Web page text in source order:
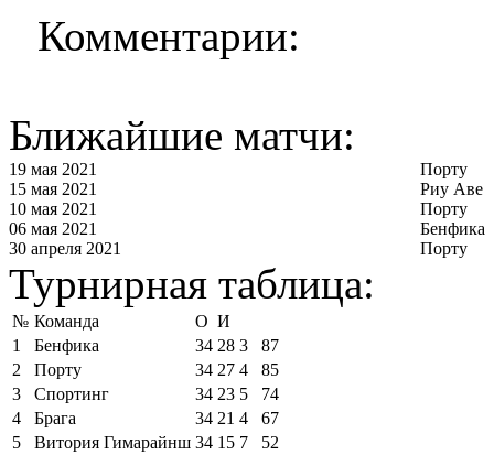
Комментарии:
Ближайшие матчи:
19 мая 2021
Порту
15 мая 2021
Риу Аве
10 мая 2021
Порту
06 мая 2021
Бенфика
30 апреля 2021
Порту
Турнирная таблица:
№ Команда О И
1
Бенфика 34 28 3
87
2
Порту 34 27 4
85
3
Спортинг 34 23 5
74
4
Брага 34 21 4
67
5
Витория Гимарайнш 34 15 7
52